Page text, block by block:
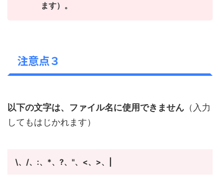
ます）。
注意点３
以下の文字は、ファイル名に使用できません （入力
してもはじかれます）
\、/、:、*、?、"、<、>、|